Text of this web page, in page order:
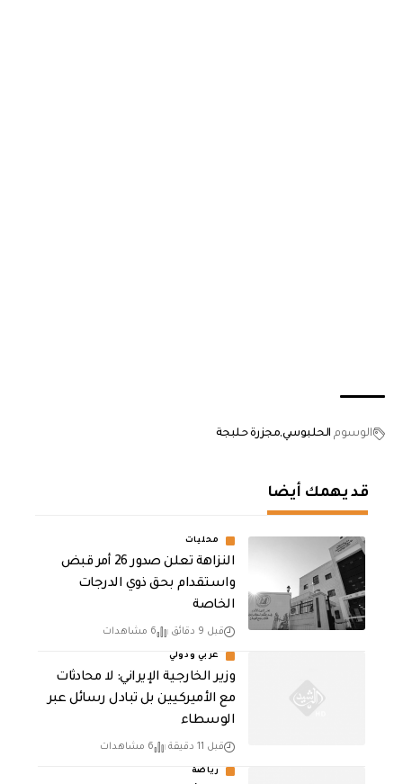
الوسوم الحلبوسيمجزرة حلبجة
قد يهمك أيضا
محليات
النزاهة تعلن صدور 26 أمر قبض
واستقدام بحق ذوي الدرجات
الخاصة
قبل 9 دقائق 6 مشاهدات
عربي ودولي
‏وزير الخارجية الإيراني: لا محادثات
مع الأميركيين بل تبادل رسائل عبر
الوسطاء
قبل 11 دقيقة 6 مشاهدات
رياضة